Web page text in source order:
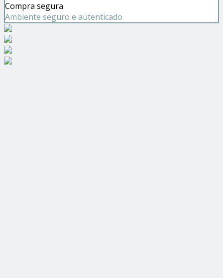
Compra segura
Ambiente seguro e autenticado